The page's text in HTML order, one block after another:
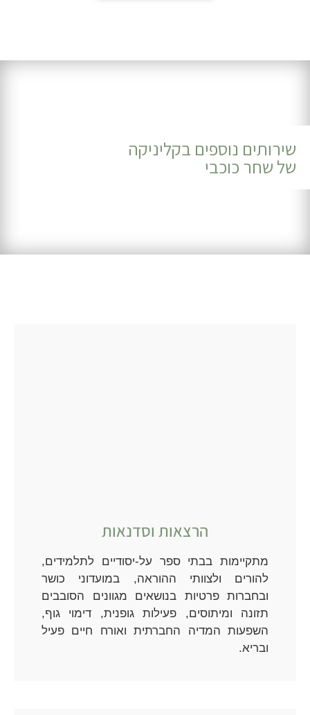
שירותים נוספים בקליניקה
של שחר כוכבי
הרצאות וסדנאות
מתקיימות בבתי ספר על-יסודיים לתלמידים,
להורים ולצוותי ההוראה, במועדוני כושר
ובחברות פרטיות בנושאים מגוונים הסובבים
תזונה ומיתוסים, פעילות גופנית, דימוי גוף,
השפעות המדיה החברתית ואורח חיים פעיל
ובריא.